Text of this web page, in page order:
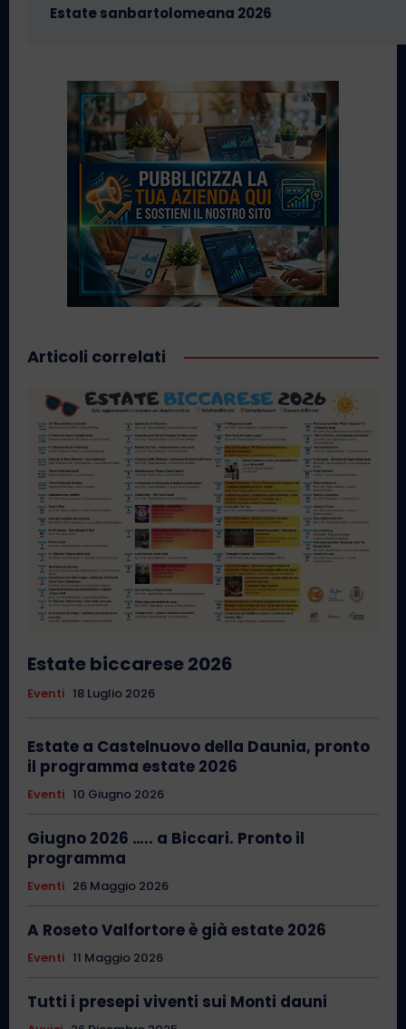
Estate sanbartolomeana 2026
Articoli correlati
Estate biccarese 2026
Eventi 18 Luglio 2026
Estate a Castelnuovo della Daunia, pronto
il programma estate 2026
Eventi 10 Giugno 2026
Giugno 2026 ….. a Biccari. Pronto il
programma
Eventi 26 Maggio 2026
A Roseto Valfortore è già estate 2026
Eventi 11 Maggio 2026
Tutti i presepi viventi sui Monti dauni